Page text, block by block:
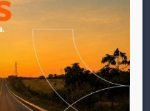
de comunicação com o
06 de dezembro de 2019
do jornal, que desde então
uma melhor experiência